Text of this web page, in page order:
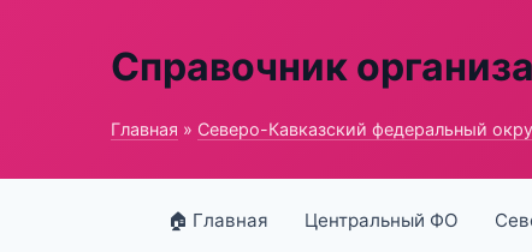
Справочник
Главная » Северо-Кавказский федеральный
🏠 Главная Центральный ФО